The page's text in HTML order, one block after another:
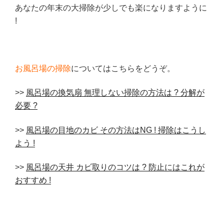
あなたの年末の大掃除が少しでも楽になりますように
!
お風呂場の掃除についてはこちらをどうぞ。
>> 風呂場の換気扇 無理しない掃除の方法は ? 分解が
必要 ?
>> 風呂場の目地のカビ その方法はNG ! 掃除はこうし
よう !
>> 風呂場の天井 カビ取りのコツは ? 防止にはこれが
おすすめ !